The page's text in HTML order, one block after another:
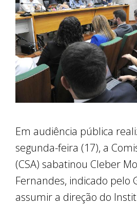
Em audiência pública
segunda-feira (17), a
(CSA) sabatinou Cleber
Fernandes, indicado pelo
assumir a direção do